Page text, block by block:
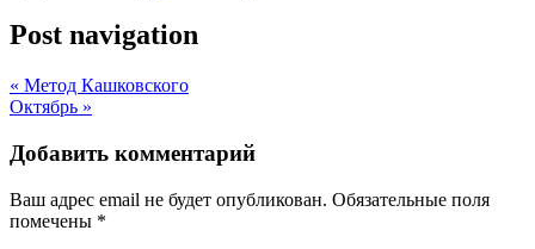
Post navigation
« Метод Кашковского
Октябрь »
Добавить комментарий
Ваш адрес email не будет опубликован. Обязательные поля
помечены *